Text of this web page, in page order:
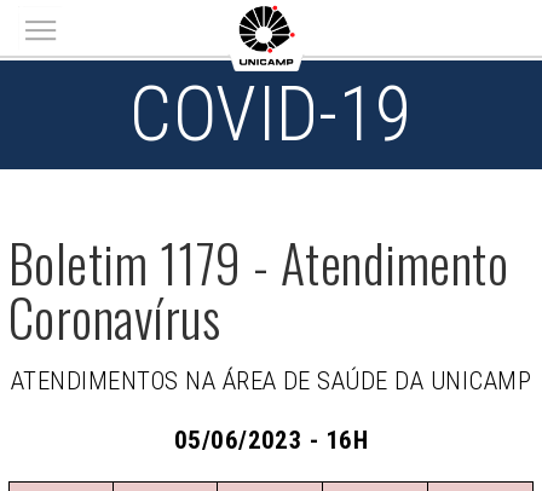
Main menu
COVID-19
Boletim 1179 - Atendimento
Coronavírus
ATENDIMENTOS NA ÁREA DE SAÚDE DA UNICAMP
05/06/2023 - 16H